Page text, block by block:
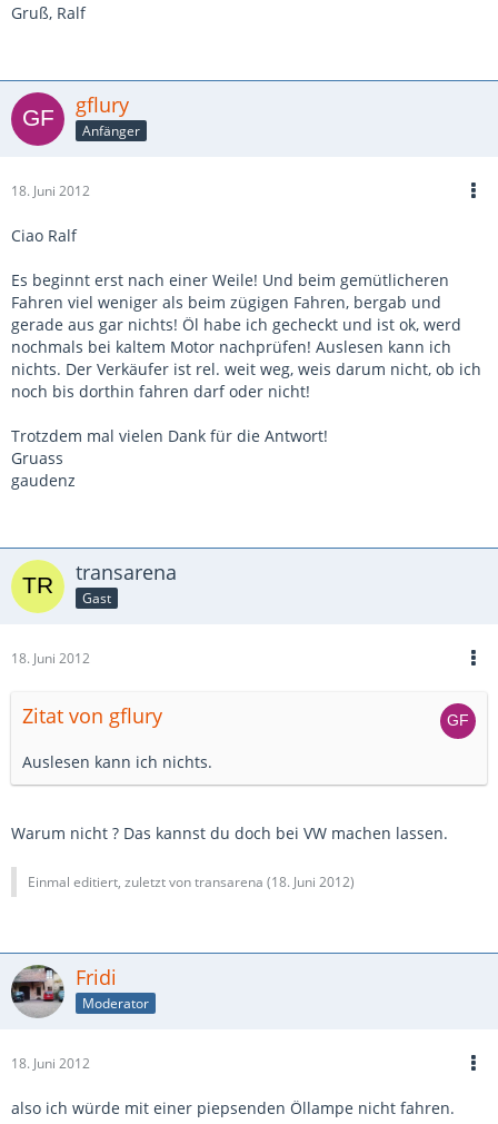
Gruß, Ralf
gflury
Anfänger
18. Juni 2012
Ciao Ralf
Es beginnt erst nach einer Weile! Und beim gemütlicheren
Fahren viel weniger als beim zügigen Fahren, bergab und
gerade aus gar nichts! Öl habe ich gecheckt und ist ok, werd
nochmals bei kaltem Motor nachprüfen! Auslesen kann ich
nichts. Der Verkäufer ist rel. weit weg, weis darum nicht, ob ich
noch bis dorthin fahren darf oder nicht!
Trotzdem mal vielen Dank für die Antwort!
Gruass
gaudenz
transarena
Gast
18. Juni 2012
Zitat von gflury
Auslesen kann ich nichts.
Warum nicht ? Das kannst du doch bei VW machen lassen.
Einmal editiert, zuletzt von transarena (18. Juni 2012)
Fridi
Moderator
18. Juni 2012
also ich würde mit einer piepsenden Öllampe nicht fahren.